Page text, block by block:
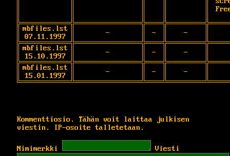
mbfiles.lst
07.11.1997
- -
-
mbfiles.lst
15.10.1997
- -
-
mbfiles.lst
15.01.1997
- - -
Kommenttiosio. Tähän voit laittaa julkisen
viestin. IP-osoite talletetaan.
Nimimerkki Viesti